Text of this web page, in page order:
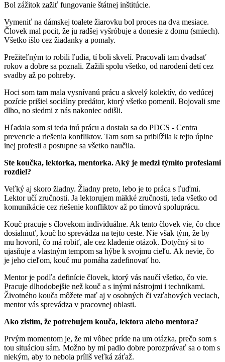
Bol zážitok zažiť fungovanie štátnej inštitúcie.
Vymeniť na dámskej toalete žiarovku bol proces na dva mesiace.
Človek mal pocit, že ju radšej vyšróbuje a donesie z domu (smiech).
Všetko išlo cez žiadanky a pomaly.
Prežiteľným to robili ľudia, tí boli skvelí. Pracovali tam dvadsať
rokov a dobre sa poznali. Zažili spolu všetko, od narodení detí cez
svadby až po pohreby.
Hoci som tam mala vysnívanú prácu a skvelý kolektív, do vedúcej
pozície prišiel sociálny predátor, ktorý všetko pomenil. Bojovali sme
dlho, no siedmi z nás nakoniec odišli.
Hľadala som si teda inú prácu a dostala sa do PDCS - Centra
prevencie a riešenia konfliktov. Tam som sa priblížila k tejto úplne
inej profesii a postupne sa všetko naučila.
Ste koučka, lektorka, mentorka. Aký je medzi týmito profesiami
rozdiel?
Veľký aj skoro žiadny. Žiadny preto, lebo je to práca s ľuďmi.
Lektor učí zručnosti. Ja lektorujem mäkké zručnosti, teda všetko od
komunikácie cez riešenie konfliktov až po tímovú spoluprácu.
Kouč pracuje s človekom individuálne. Ak tento človek vie, čo chce
dosiahnuť, kouč ho sprevádza na tejto ceste. Nie však tým, že by
mu hovoril, čo má robiť, ale cez kladenie otázok. Dotyčný si to
ujasňuje a vlastným tempom sa hýbe k svojmu cieľu. Ak nevie, čo
je jeho cieľom, kouč mu pomáha zadefinovať ho.
Mentor je podľa definície človek, ktorý vás naučí všetko, čo vie.
Pracuje dlhodobejšie než kouč a s inými nástrojmi i technikami.
Životného kouča môžete mať aj v osobných či vzťahových veciach,
mentor vás sprevádza v pracovnej oblasti.
Ako zistím, že potrebujem kouča, lektora alebo mentora?
Prvým momentom je, že mi vôbec príde na um otázka, prečo som s
tou situáciou sám. Možno by mi padlo dobre porozprávať sa o tom s
niekým, aby to nebola príliš veľká záťaž.